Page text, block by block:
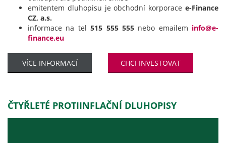
emitentem dluhopisu je obchodní korporace e-Finance
CZ, a.s.
informace na tel515 555 555nebo emailem info@e-
finance.eu
VÍCE INFORMACÍ CHCI INVESTOVAT
ČTYŘLETÉ PROTIINFLAČNÍ DLUHOPISY